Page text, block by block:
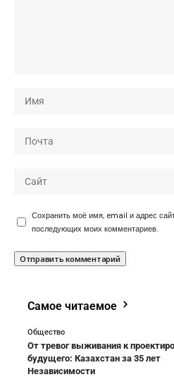
Сохранить моё имя, email и адрес
последующих моих комментариев.
Самое читаемое
Общество
От тревог выживания к
будущего: Казахстан за 35 лет
Независимости